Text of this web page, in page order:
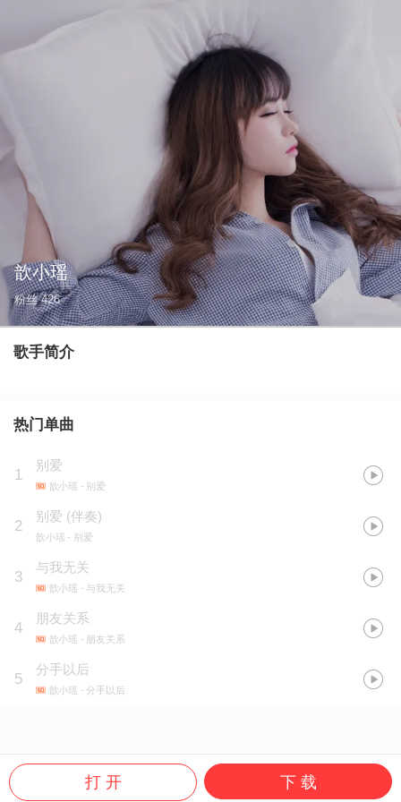
歆小瑶
粉丝 426
歌手简介
热门单曲
1
别爱
歆小瑶 - 别爱
2
别爱 (伴奏)
歆小瑶 - 别爱
3
与我无关
歆小瑶 - 与我无关
4
朋友关系
歆小瑶 - 朋友关系
5
分手以后
歆小瑶 - 分手以后
打 开 下 载